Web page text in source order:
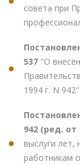
совета при
537 "О
1994 г. N 942"
942 (ред. от
выслуги лет,
работникам